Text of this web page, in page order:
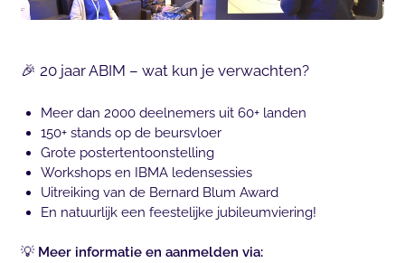
🎉 20 jaar ABIM – wat kun je verwachten?
Meer dan 2000 deelnemers uit 60+ landen
150+ stands op de beursvloer
Grote postertentoonstelling
Workshops en IBMA ledensessies
Uitreiking van de Bernard Blum Award
En natuurlijk een feestelijke jubileumviering!
💡 Meer informatie en aanmelden via: